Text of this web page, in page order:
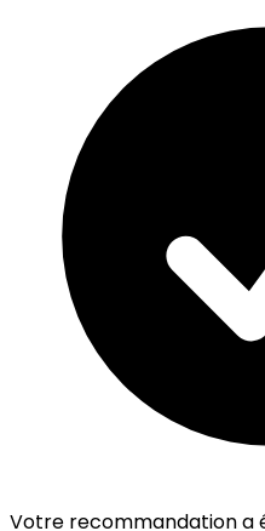
Votre recommandation a